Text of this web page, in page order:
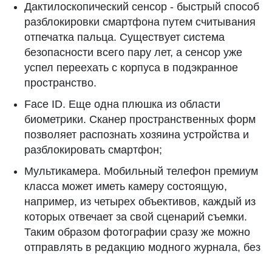
Дактилоскопический сенсор - быстрый способ
разблокировки смартфона путем считывания
отпечатка пальца. Существует система
безопасности всего пару лет, а сенсор уже
успел переехать с корпуса в подэкранное
пространство.
Face ID. Еще одна плюшка из области
биометрики. Сканер пространственных форм
позволяет распознать хозяина устройства и
разблокировать смартфон;
Мультикамера. Мобильный телефон премиум
класса может иметь камеру состоящую,
например, из четырех объективов, каждый из
которых отвечает за свой сценарий съемки.
Таким образом фотографии сразу же можно
отправлять в редакцию модного журнала, без